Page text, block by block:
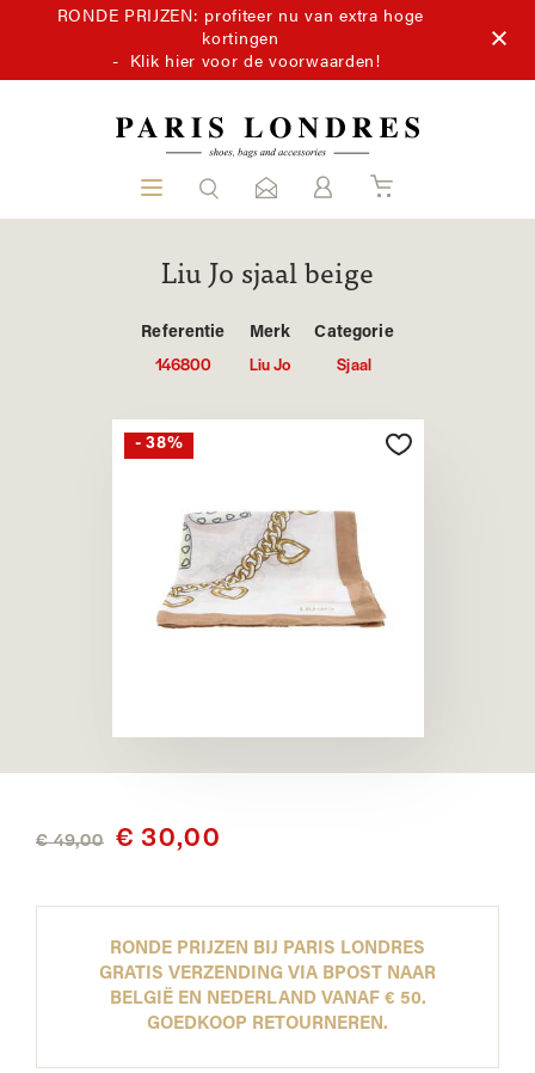
RONDE PRIJZEN: profiteer nu van extra hoge
kortingen
- Klik hier voor de voorwaarden!
Liu Jo sjaal beige
Referentie
146800
Merk
Liu Jo
Categorie
Sjaal
- 38%
€ 49,00 € 30,00
RONDE PRIJZEN BIJ PARIS LONDRES
GRATIS VERZENDING VIA BPOST NAAR
BELGIË EN NEDERLAND VANAF € 50.
GOEDKOOP RETOURNEREN.